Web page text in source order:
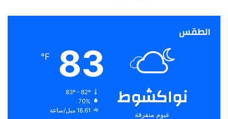
الطقس
نواكشوط
غيوم متفرقة
83
℉
83º - 82º
70%
18.61 ميل/ساعة